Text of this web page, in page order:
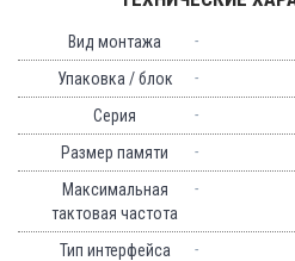
Вид монтажа
-
Упаковка / блок
-
Серия
-
Размер памяти
-
Максимальная
тактовая частота
-
Тип интерфейса
-